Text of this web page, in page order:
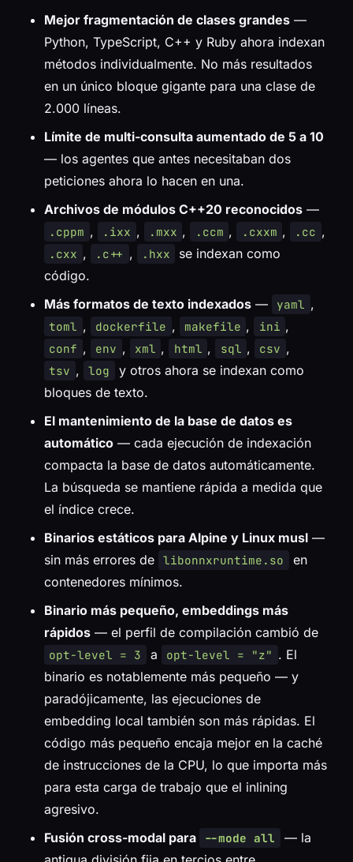
Mejor fragmentación de clases grandes —
Python, TypeScript, C++ y Ruby ahora indexan
métodos individualmente. No más resultados
en un único bloque gigante para una clase de
2.000 líneas.
Límite de multi-consulta aumentado de 5 a 10
— los agentes que antes necesitaban dos
peticiones ahora lo hacen en una.
Archivos de módulos C++20 reconocidos —
.cppm , .ixx , .mxx , .ccm , .cxxm , .cc ,
.cxx , .c++ , .hxx
se indexan como
código.
Más formatos de texto indexados — yaml ,
toml , dockerfile , makefile , ini ,
conf , env , xml , html , sql , csv ,
tsv , log
y otros ahora se indexan como
bloques de texto.
El mantenimiento de la base de datos es
automático — cada ejecución de indexación
compacta la base de datos automáticamente.
La búsqueda se mantiene rápida a medida que
el índice crece.
Binarios estáticos para Alpine y Linux musl —
sin más errores de libonnxruntime.so
en
contenedores mínimos.
Binario más pequeño, embeddings más
rápidos — el perfil de compilación cambió de
opt-level = 3 a opt-level = "z" . El
binario es notablemente más pequeño — y
paradójicamente, las ejecuciones de
embedding local también son más rápidas. El
código más pequeño encaja mejor en la caché
de instrucciones de la CPU, lo que importa más
para esta carga de trabajo que el inlining
agresivo.
Fusión cross-modal para
--mode all
— la